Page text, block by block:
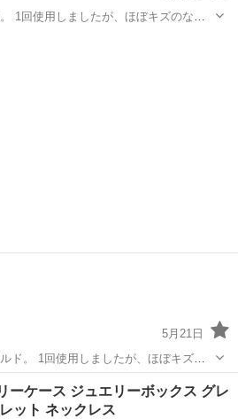
1回使用しましたが、ほぼキズのない
5月21日
ド。 1回使用しましたが、ほぼキズの
電通確認済み ・箱あり 機能的には全く
ると1万以上します。 直接引き取りに
ーケース ジュエリーボックス グレ
ット ネックレス